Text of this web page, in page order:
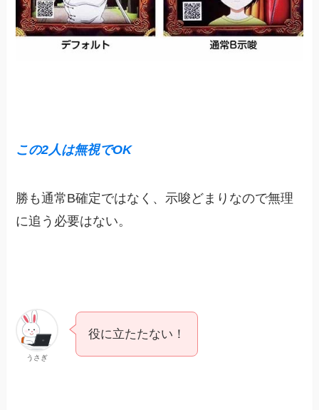
この2人は無視でOK
勝も通常B確定ではなく、示唆どまりなので無理
に追う必要はない。
うさぎ
役に立たたない！